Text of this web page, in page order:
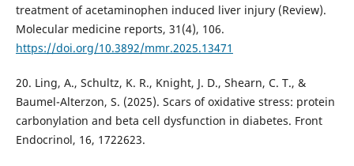
treatment of acetaminophen induced liver injury (Review).
Molecular medicine reports, 31(4), 106.
https://doi.org/10.3892/mmr.2025.13471
20. Ling, A., Schultz, K. R., Knight, J. D., Shearn, C. T., &
Baumel-Alterzon, S. (2025). Scars of oxidative stress: protein
carbonylation and beta cell dysfunction in diabetes. Front
Endocrinol, 16, 1722623.